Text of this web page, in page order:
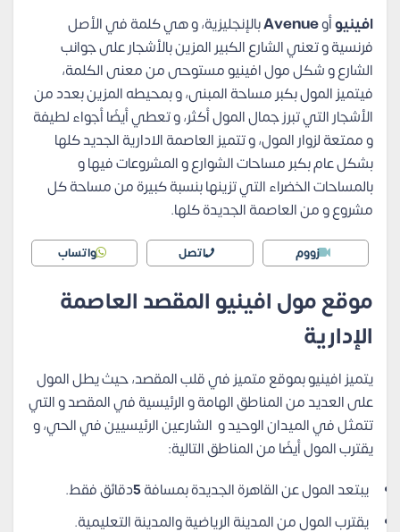
افينيوأوAvenueبالإنجليزية، و هي كلمة في الأصل
فرنسية و تعني الشارع الكبير المزين بالأشجار على جوانب
الشارع و شكل مول افينيو مستوحى من معنى الكلمة،
فيتميز المول بكبر مساحة المبنى، و بمحيطه المزين بعدد من
الأشجار التي تبرز جمال المول أكثر، و تعطي أيضًا أجواء لطيفة
و ممتعة لزوار المول، و تتميز العاصمة الادارية الجديد كلها
بشكل عام بكبر مساحات الشوارع و المشروعات فيها و
بالمساحات الخضراء التي تزينها بنسبة كبيرة من مساحة كل
مشروع و من العاصمة الجديدة كلها.
زووم اتصل واتساب
موقع مول افينيو المقصد العاصمة
الإدارية
يتميز افينيو بموقع متميز في قلب المقصد، حيث يطل المول
على العديد من المناطق الهامة و الرئيسية في المقصد و التي
تتمثل في الميدان الوحيد و الشارعين الرئيسيين في الحي، و
يقترب المول أيضًا من المناطق التالية:
يبتعد المول عن القاهرة الجديدة بمسافة5دقائق فقط.
يقترب المول من المدينة الرياضية والمدينة التعليمية.